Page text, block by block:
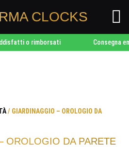
CLOCKS 
o rimborsati Consegna entro
/ GIARDINAGGIO – OROLOGIO DA
OROLOGIO DA PARETE